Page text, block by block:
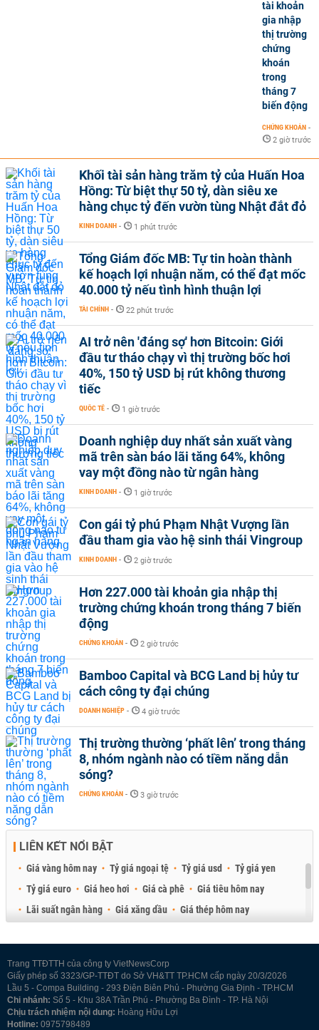
tài khoản
gia nhập
thị trường
chứng
khoán
trong
tháng 7
biến động
CHỨNG KHOÁN -
2 giờ trước
Khối tài sản hàng trăm tỷ của Huấn Hoa
Hồng: Từ biệt thự 50 tỷ, dàn siêu xe
hàng chục tỷ đến vườn tùng Nhật đắt đỏ
KINH DOANH - 1 phút trước
Tổng Giám đốc MB: Tự tin hoàn thành
kế hoạch lợi nhuận năm, có thể đạt mốc
40.000 tỷ nếu tình hình thuận lợi
TÀI CHÍNH - 22 phút trước
AI trở nên 'đáng sợ' hơn Bitcoin: Giới
đầu tư tháo chạy vì thị trường bốc hơi
40%, 150 tỷ USD bị rút không thương
tiếc
QUỐC TẾ - 1 giờ trước
Doanh nghiệp duy nhất sản xuất vàng
mã trên sàn báo lãi tăng 64%, không
vay một đồng nào từ ngân hàng
KINH DOANH - 1 giờ trước
Con gái tỷ phú Phạm Nhật Vượng lần
đầu tham gia vào hệ sinh thái Vingroup
KINH DOANH - 2 giờ trước
Hơn 227.000 tài khoản gia nhập thị
trường chứng khoán trong tháng 7 biến
động
CHỨNG KHOÁN - 2 giờ trước
Bamboo Capital và BCG Land bị hủy tư
cách công ty đại chúng
DOANH NGHIỆP - 4 giờ trước
Thị trường thường ‘phất lên’ trong tháng
8, nhóm ngành nào có tiềm năng dẫn
sóng?
CHỨNG KHOÁN - 3 giờ trước
LIÊN KẾT NỔI BẬT
Giá vàng hôm nay Tỷ giá ngoại tệ Tỷ giá usd
Tỷ giá yen
Tỷ giá euro
Giá heo hơi Giá cà phê
Giá tiêu hôm nay
Lãi suất ngân hàng
Giá xăng dầu
Giá thép hôm nay
Trang TTĐTTH của công ty VietNewsCorp
Giấy phép số 3323/GP-TTĐT do Sở VH&TT TP.HCM cấp ngày 20/3/2026
Lầu 5 - Compa Building - 293 Điện Biên Phủ - Phường Gia Định - TP.HCM
Chi nhánh: Số 5 - Khu 38A Trần Phú - Phường Ba Đình - TP. Hà Nội
Chịu trách nhiệm nội dung: Hoàng Hữu Lợi
Hotline: 0975798489